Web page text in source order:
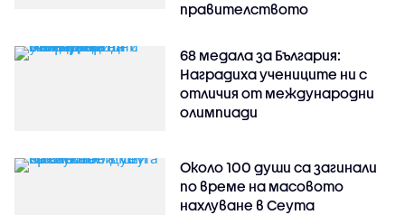
правителството
68 медала за България:
Наградиха учениците ни с
отличия от международни
олимпиади
Около 100 души са загинали
по време на масовото
нахлуване в Сеута